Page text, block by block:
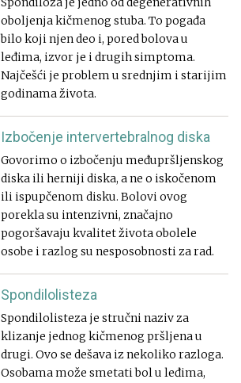
oboljenja kičmenog stuba. To pogađa
bilo koji njen deo i, pored bolova u
leđima, izvor je i drugih simptoma.
Najčešći je problem u srednjim i starijim
godinama života.
Izbočenje intervertebralnog diska
Govorimo o izbočenju međupršljenskog
diska ili herniji diska, a ne o iskočenom
ili ispupčenom disku. Bolovi ovog
porekla su intenzivni, značajno
pogoršavaju kvalitet života obolele
osobe i razlog su nesposobnosti za rad.
Spondilolisteza
Spondilolisteza je stručni naziv za
klizanje jednog kičmenog pršljena u
drugi. Ovo se dešava iz nekoliko razloga.
Osobama može smetati bol u leđima,